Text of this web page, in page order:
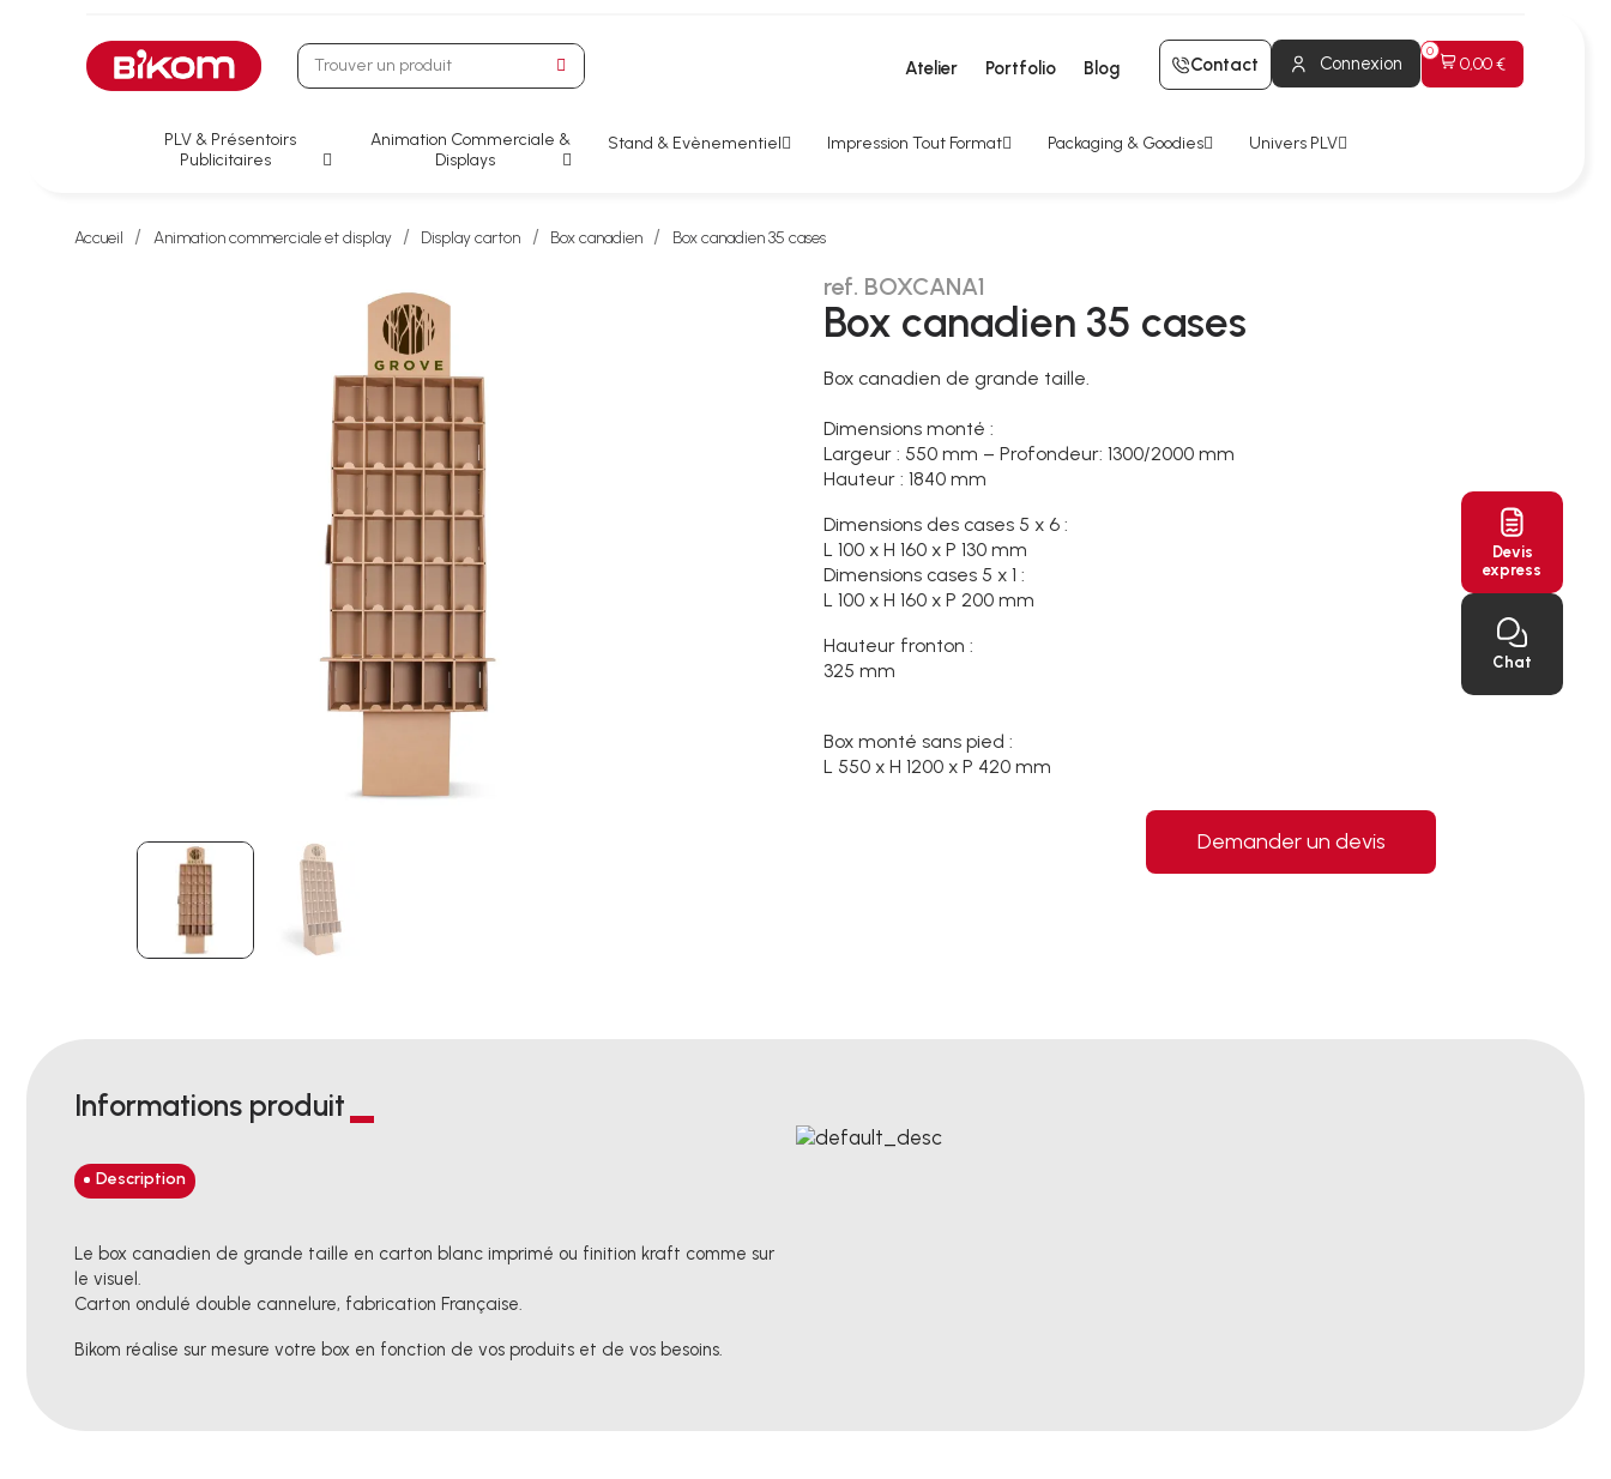
Atelier Portfolio Blog Contact Connexion 0,00 €
PLV & Présentoirs
Publicitaires
Animation Commerciale &
Displays
Stand & Evènementiel Impression Tout Format Packaging & Goodies Univers PLV
Accueil Animation commerciale et display Display carton Box canadien Box canadien 35 cases
ref. BOXCANA1
Box canadien 35 cases
Box canadien de grande taille.
Dimensions monté :
Largeur : 550 mm – Profondeur: 1300/2000 mm
Hauteur : 1840 mm
Dimensions des cases 5 x 6 :
L 100 x H 160 x P 130 mm
Dimensions cases 5 x 1 :
L 100 x H 160 x P 200 mm
Hauteur fronton :
325 mm
Box monté sans pied :
L 550 x H 1200 x P 420 mm
Demander un devis
Informations produit
Description
Le box canadien de grande taille en carton blanc imprimé ou finition kraft comme sur
le visuel.
Carton ondulé double cannelure, fabrication Française.
Bikom réalise sur mesure votre box en fonction de vos produits et de vos besoins.
Devis
express
Chat